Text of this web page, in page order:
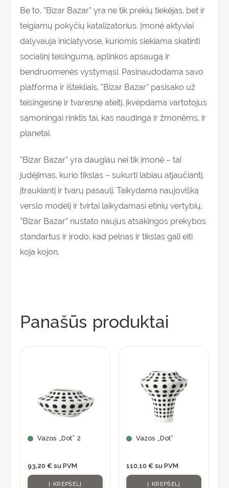
Be to, “Bizar Bazar” yra ne tik prekių tiekėjas, bet ir
teigiamų pokyčių katalizatorius. Įmonė aktyviai
dalyvauja iniciatyvose, kuriomis siekiama skatinti
socialinį teisingumą, aplinkos apsaugą ir
bendruomenės vystymąsi. Pasinaudodama savo
platforma ir ištekliais, “Bizar Bazar” pasisako už
teisingesnę ir tvaresnę ateitį, įkvėpdama vartotojus
sąmoningai rinktis tai, kas naudinga ir žmonėms, ir
planetai.
“Bizar Bazar” yra daugiau nei tik įmonė – tai
judėjimas, kurio tikslas – sukurti labiau atjaučiantį,
įtraukiantį ir tvarų pasaulį. Taikydama naujovišką
verslo modelį ir tvirtai laikydamasi etinių vertybių,
“Bizar Bazar” nustato naujus atsakingos prekybos
standartus ir įrodo, kad pelnas ir tikslas gali eiti
koja kojon.
Panašūs produktai
Vazos „Dot” 2
93,20 € su PVM
Į KREPŠELĮ
Vazos „Dot”
110,10 € su PVM
Į KREPŠELĮ